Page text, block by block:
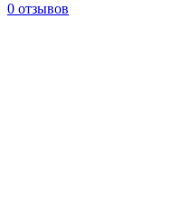
0 отзывов